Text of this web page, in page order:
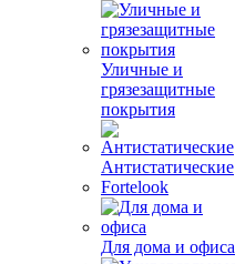
Уличные и
грязезащитные
покрытия
Антистатические
Fortelook
Для дома и офиса